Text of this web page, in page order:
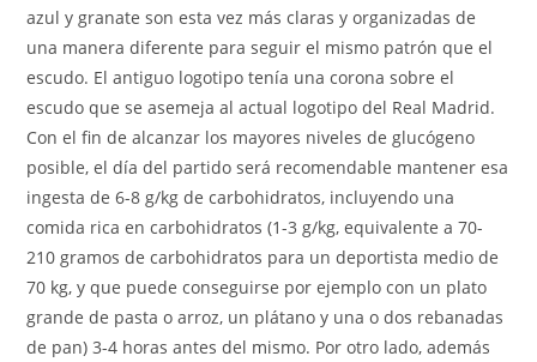
azul y granate son esta vez más claras y organizadas de
una manera diferente para seguir el mismo patrón que el
escudo. El antiguo logotipo tenía una corona sobre el
escudo que se asemeja al actual logotipo del Real Madrid.
Con el fin de alcanzar los mayores niveles de glucógeno
posible, el día del partido será recomendable mantener esa
ingesta de 6-8 g/kg de carbohidratos, incluyendo una
comida rica en carbohidratos (1-3 g/kg, equivalente a 70-
210 gramos de carbohidratos para un deportista medio de
70 kg, y que puede conseguirse por ejemplo con un plato
grande de pasta o arroz, un plátano y una o dos rebanadas
de pan) 3-4 horas antes del mismo. Por otro lado, además